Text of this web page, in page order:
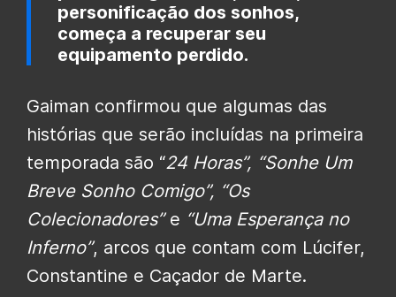
personificação dos sonhos,
começa a recuperar seu
equipamento perdido.
Gaiman confirmou que algumas das
histórias que serão incluídas na primeira
temporada são “24 Horas”, “Sonhe Um
Breve Sonho Comigo”, “Os
Colecionadores”e “Uma Esperança no
Inferno”, arcos que contam com Lúcifer,
Constantine e Caçador de Marte.